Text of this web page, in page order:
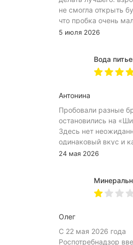
не смогла открыть
что пробка очень
неудобное
затрудняет
Плюс рубцы на
5 июля 2026
Антонина
Пробовали разные
остановились на
Здесь нет
одинаковый вкус и
хорошо идёт и
подходит. Это,
показатель.
24 мая 2026
Олег
С 22 мая 2026 года
Роспотребнадзор